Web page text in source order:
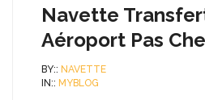
Navette
Aéroport Pas
BY:: NAVETTE
IN:: MYBLOG